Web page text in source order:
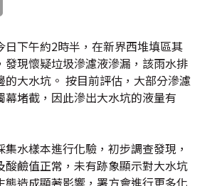
日下午約2時半，在新界西堆填區其
發現懷疑垃圾滲濾液滲漏，該雨水排
的大水坑。 按目前評估，大部分滲濾
幕堵截，因此滲出大水坑的液量有
水樣本進行化驗，初步調查發現，
酸鹼值正常，未有跡象顯示對大水坑
態造成顯著影響，署方會進行更多化